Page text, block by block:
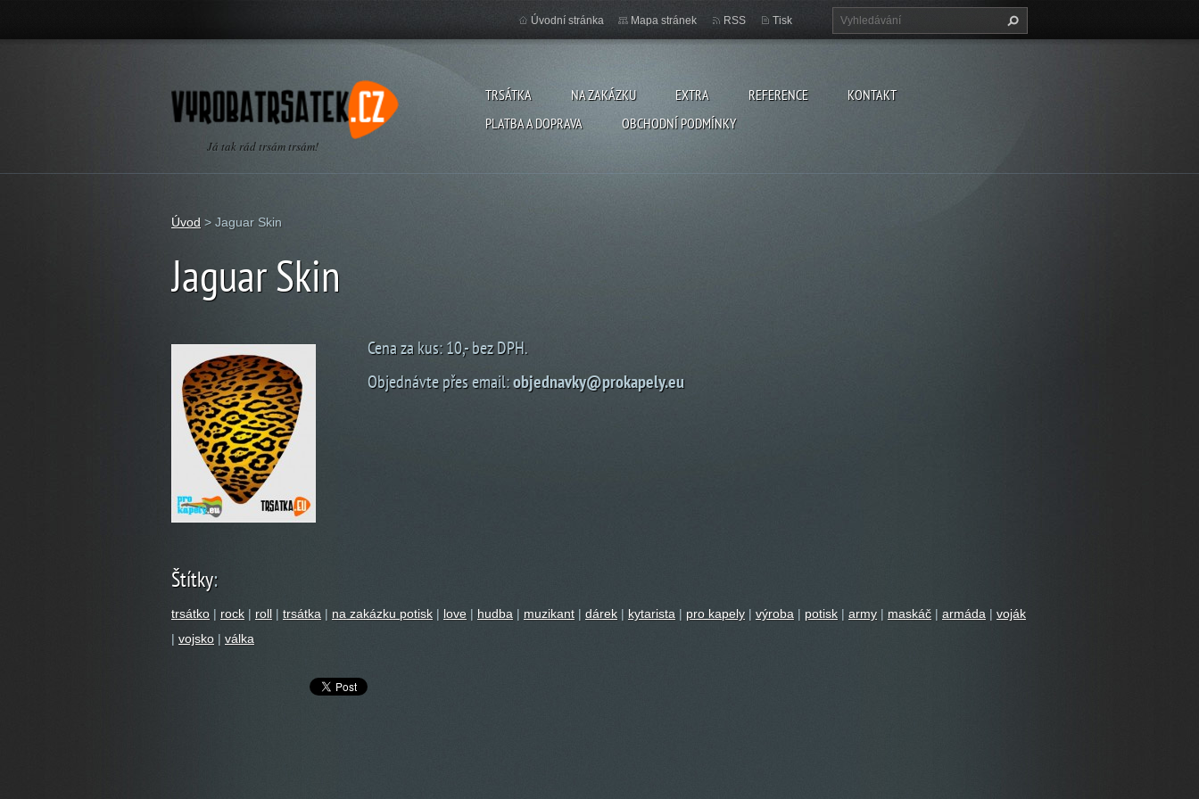
Já tak rád trsám trsám!
TRSÁTKA NA ZAKÁZKU EXTRA REFERENCE
KONTAKT
PLATBA A DOPRAVA
OBCHODNÍ PODMÍNKY
Úvodní stránka Mapa stránek RSS Tisk
Úvod > Jaguar Skin
Jaguar Skin
Cena za kus: 10,- bez DPH.
Objednávte přes email:objednavky@prokapely.eu
Štítky:
trsátko | rock | roll | trsátka | na zakázku potisk | love | hudba | muzikant | dárek | kytarista | pro kapely | výroba | potisk | army | maskáč | armáda | voják
| vojsko | válka